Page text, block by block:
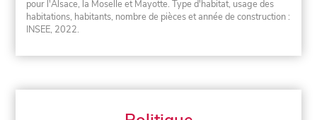
pour l'Alsace, la Moselle et Mayotte. Type d'habitat, usage des
habitations, habitants, nombre de pièces et année de construction :
INSEE, 2022.